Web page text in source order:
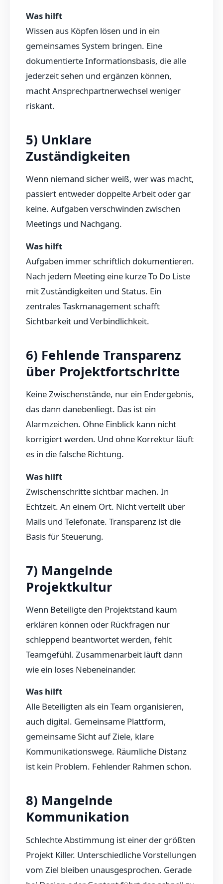
Was hilft
Wissen aus Köpfen lösen und in ein
gemeinsames System bringen. Eine
dokumentierte Informationsbasis, die alle
jederzeit sehen und ergänzen können,
macht Ansprechpartnerwechsel weniger
riskant.
5) Unklare
Zuständigkeiten
Wenn niemand sicher weiß, wer was macht,
passiert entweder doppelte Arbeit oder gar
keine. Aufgaben verschwinden zwischen
Meetings und Nachgang.
Was hilft
Aufgaben immer schriftlich dokumentieren.
Nach jedem Meeting eine kurze To Do Liste
mit Zuständigkeiten und Status. Ein
zentrales Taskmanagement schafft
Sichtbarkeit und Verbindlichkeit.
6) Fehlende Transparenz
über Projektfortschritte
Keine Zwischenstände, nur ein Endergebnis,
das dann danebenliegt. Das ist ein
Alarmzeichen. Ohne Einblick kann nicht
korrigiert werden. Und ohne Korrektur läuft
es in die falsche Richtung.
Was hilft
Zwischenschritte sichtbar machen. In
Echtzeit. An einem Ort. Nicht verteilt über
Mails und Telefonate. Transparenz ist die
Basis für Steuerung.
7) Mangelnde
Projektkultur
Wenn Beteiligte den Projektstand kaum
erklären können oder Rückfragen nur
schleppend beantwortet werden, fehlt
Teamgefühl. Zusammenarbeit läuft dann
wie ein loses Nebeneinander.
Was hilft
Alle Beteiligten als ein Team organisieren,
auch digital. Gemeinsame Plattform,
gemeinsame Sicht auf Ziele, klare
Kommunikationswege. Räumliche Distanz
ist kein Problem. Fehlender Rahmen schon.
8) Mangelnde
Kommunikation
Schlechte Abstimmung ist einer der größten
Projekt Killer. Unterschiedliche Vorstellungen
vom Ziel bleiben unausgesprochen. Gerade